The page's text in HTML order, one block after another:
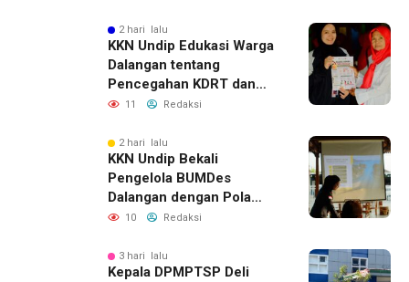
2 hari lalu
KKN Undip Edukasi Warga
Dalangan tentang
Pencegahan KDRT dan
Komunikasi Keluarga
11 Redaksi
2 hari lalu
KKN Undip Bekali
Pengelola BUMDes
Dalangan dengan Pola
Pikir Inovatif
10 Redaksi
3 hari lalu
Kepala DPMPTSP Deli